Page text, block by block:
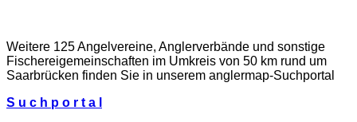
Weitere 125 Angelvereine, Anglerverbände und sonstige
Fischereigemeinschaften im Umkreis von 50 km rund um
Saarbrücken finden Sie in unserem anglermap-Suchportal
S u c h p o r t a l